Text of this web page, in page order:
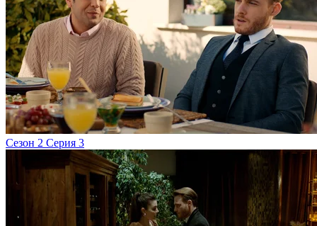
Сезон 2 Серия 3